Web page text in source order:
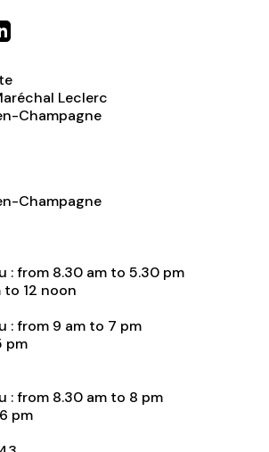
Leclerc
Champagne
Champagne
: from 8.30 am to 5.30 pm
to 12 noon
: from 9 am to 7 pm
pm
: from 8.30 am to 8 pm
pm